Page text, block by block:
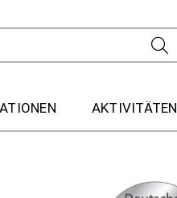
AKTIVITÄTEN